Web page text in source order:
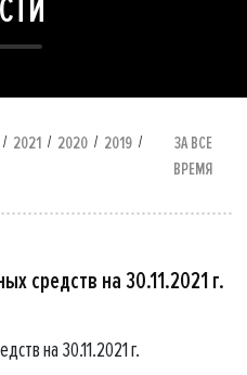
/ 2021 / 2020 / 2019 /
ЗА ВСЕ
ВРЕМЯ
средств на 30.11.2021 г.
на 30.11.2021 г.